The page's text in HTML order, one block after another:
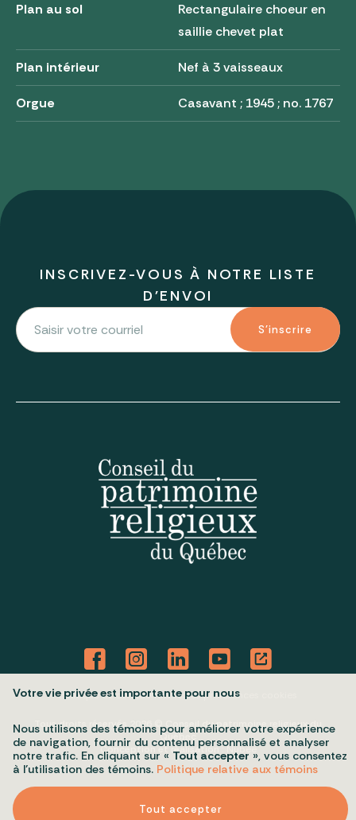
Plan au sol
Rectangulaire choeur en
saillie chevet plat
Plan intérieur Nef à 3 vaisseaux
Orgue Casavant ; 1945 ; no. 1767
INSCRIVEZ-VOUS À NOTRE LISTE
D'ENVOI
S'inscrire
Politique de confidentialité Mes préférences cookies
Tous droits réservés 2026 © Conseil du patrimoine religieux du
Québec
Conception et réalisation :Nubee
Votre vie privée est importante pour nous
Nous utilisons des témoins pour améliorer votre expérience
de navigation, fournir du contenu personnalisé et analyser
notre trafic. En cliquant sur « Tout accepter », vous consentez
à l’utilisation des témoins. Politique relative aux témoins
Tout accepter